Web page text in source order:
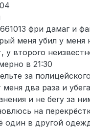
фри дамаг и
меня убил у меня
у второго
в 21:30
за
меня два раза и
и не бегу за
на
один в другой